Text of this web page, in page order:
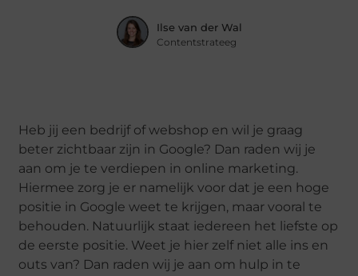
Ilse van der Wal
Contentstrateeg
Heb jij een bedrijf of webshop en wil je graag
beter zichtbaar zijn in Google? Dan raden wij je
aan om je te verdiepen in online marketing.
Hiermee zorg je er namelijk voor dat je een hoge
positie in Google weet te krijgen, maar vooral te
behouden. Natuurlijk staat iedereen het liefste op
de eerste positie. Weet je hier zelf niet alle ins en
outs van? Dan raden wij je aan om hulp in te